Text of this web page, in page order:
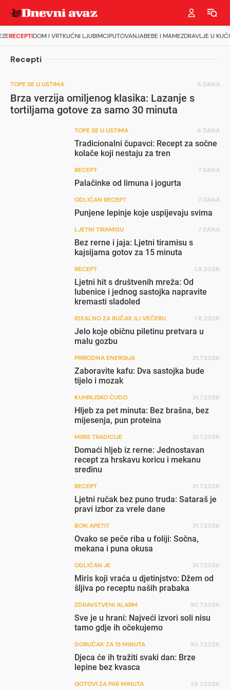
RECEPTIDOM I VRTKUĆNI LJUBIMCIPUTOVANJABEBE I MAMEZDRAVLJE U KUĆI
Recepti
TOPE SE U USTIMA 6 DANA
Brza verzija omiljenog klasika: Lazanje s
tortiljama gotove za samo 30 minuta
TOPE SE U USTIMA 6 DANA
Tradicionalni čupavci: Recept za sočne
kolače koji nestaju za tren
RECEPT 7 DANA
Palačinke od limuna i jogurta
ODLIČAN RECEPT 7 DANA
Punjene lepinje koje uspijevaju svima
LJETNI TIRAMISU 7 DANA
Bez rerne i jaja: Ljetni tiramisu s
kajsijama gotov za 15 minuta
RECEPT 1.8.2026
Ljetni hit s društvenih mreža: Od
lubenice i jednog sastojka napravite
kremasti sladoled
IDEALNO ZA RUČAK ILI VEČERU 1.8.2026
Jelo koje običnu piletinu pretvara u
malu gozbu
PRIRODNA ENERGIJA 31.7.2026
Zaboravite kafu: Dva sastojka bude
tijelo i mozak
KUHINJSKO ČUDO 31.7.2026
Hljeb za pet minuta: Bez brašna, bez
mijesenja, pun proteina
MIRIS TRADICIJE 31.7.2026
Domaći hljeb iz rerne: Jednostavan
recept za hrskavu koricu i mekanu
sredinu
RECEPT 31.7.2026
Ljetni ručak bez puno truda: Sataraš je
pravi izbor za vrele dane
BON APETIT 31.7.2026
Ovako se peče riba u foliji: Sočna,
mekana i puna okusa
ODLIČAN JE 31.7.2026
Miris koji vraća u djetinjstvo: Džem od
šljiva po receptu naših prabaka
ZDRAVSTVENI ALARM 30.7.2026
Sve je u hrani: Najveći izvori soli nisu
tamo gdje ih očekujemo
DORUČAK ZA 15 MINUTA 30.7.2026
Djeca će ih tražiti svaki dan: Brze
lepine bez kvasca
GOTOVI ZA PAR MINUTA 29.7.2026